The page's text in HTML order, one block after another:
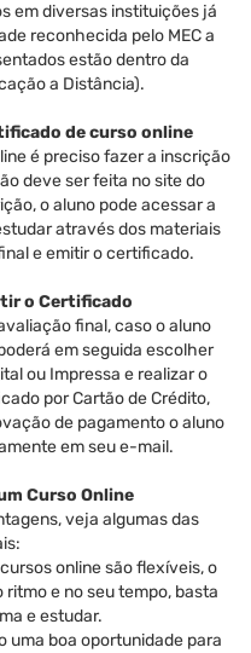
em diversas instituições já
reconhecida pelo MEC a
estão dentro da
a Distância).
de curso online
é preciso fazer a inscrição
deve ser feita no site do
o aluno pode acessar a
através dos materiais
e emitir o certificado.
o Certificado
final, caso o aluno
em seguida escolher
ou Impressa e realizar o
por Cartão de Crédito,
de pagamento o aluno
em seu e-mail.
Curso Online
veja algumas das
online são flexíveis, o
e no seu tempo, basta
e estudar.
uma boa oportunidade para